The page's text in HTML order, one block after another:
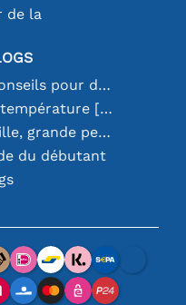
de la
Souder comme un pro : conseils pour des connexions électroniques parfaites
Choisir le bon capteur de température [youtube]
Batteries 18650 : petite taille, grande performance
du débutant